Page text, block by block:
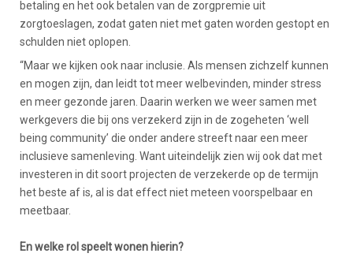
betaling en het ook betalen van de zorgpremie uit
zorgtoeslagen, zodat gaten niet met gaten worden gestopt en
schulden niet oplopen.
“Maar we kijken ook naar inclusie. Als mensen zichzelf kunnen
en mogen zijn, dan leidt tot meer welbevinden, minder stress
en meer gezonde jaren. Daarin werken we weer samen met
werkgevers die bij ons verzekerd zijn in de zogeheten ‘well
being community’ die onder andere streeft naar een meer
inclusieve samenleving. Want uiteindelijk zien wij ook dat met
investeren in dit soort projecten de verzekerde op de termijn
het beste af is, al is dat effect niet meteen voorspelbaar en
meetbaar.
En welke rol speelt wonen hierin?